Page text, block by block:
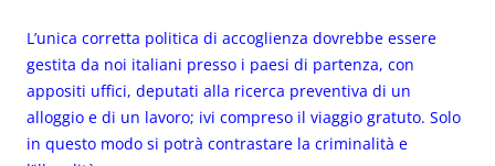
L’unica corretta politica di accoglienza dovrebbe essere
gestita da noi italiani presso i paesi di partenza, con
appositi uffici, deputati alla ricerca preventiva di un
alloggio e di un lavoro; ivi compreso il viaggio gratuto. Solo
in questo modo si potrà contrastare la criminalità e